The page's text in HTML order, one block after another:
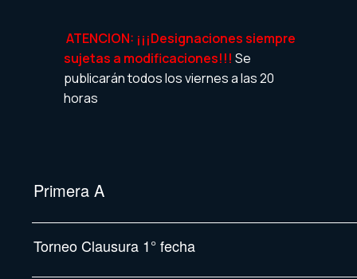
ATENCION: ¡¡¡Designaciones siempre
sujetas a modificaciones!!! Se
publicarán todos los viernes a las 20
horas
Primera A
Torneo Clausura 1° fecha